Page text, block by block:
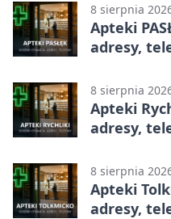
8 sierpnia
Apteki
adresy,
8 sierpnia
Apteki
adresy,
8 sierpnia
Apteki
adresy,